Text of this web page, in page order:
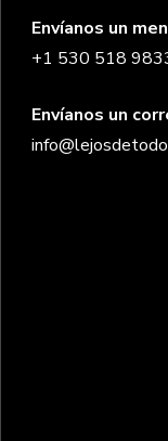
Envíanos un
+1 530 518
Envíanos un